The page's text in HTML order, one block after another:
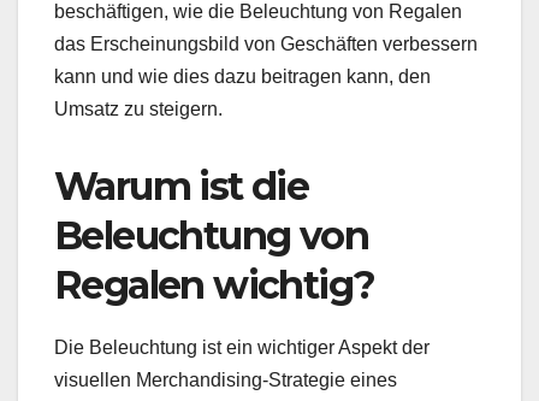
beschäftigen, wie die Beleuchtung von Regalen
das Erscheinungsbild von Geschäften verbessern
kann und wie dies dazu beitragen kann, den
Umsatz zu steigern.
Warum ist die
Beleuchtung von
Regalen wichtig?
Die Beleuchtung ist ein wichtiger Aspekt der
visuellen Merchandising-Strategie eines